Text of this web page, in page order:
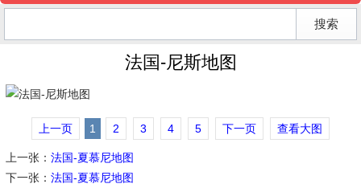
法国-尼斯地图
上一页 1 2 3 4 5 下一页 查看大图
上一张： 法国-夏慕尼地图
下一张： 法国-夏慕尼地图